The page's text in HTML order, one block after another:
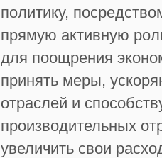
политику,
прямую активную
для поощрения
принять меры,
отраслей и
производительных
увеличить свои